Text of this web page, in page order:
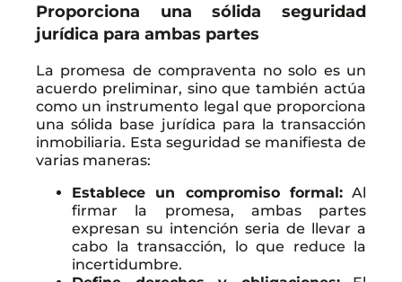
Proporciona una sólida seguridad
jurídica para ambas partes
La promesa de compraventa no solo es un
acuerdo preliminar, sino que también actúa
como un instrumento legal que proporciona
una sólida base jurídica para la transacción
inmobiliaria. Esta seguridad se manifiesta de
varias maneras:
Establece un compromiso formal:Al
firmar la promesa, ambas partes
expresan su intención seria de llevar a
cabo la transacción, lo que reduce la
incertidumbre.